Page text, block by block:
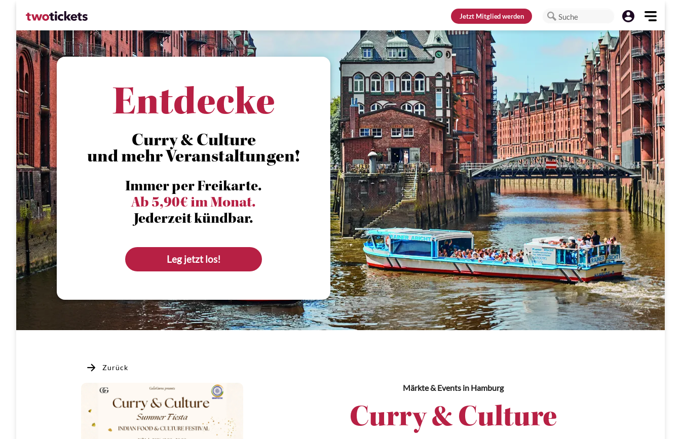
JetztMitglied werden Suche
Entdecke
Curry & Culture
und mehr Veranstaltungen!
Immer per Freikarte.
Ab 5,90€ im Monat.
Jederzeit kündbar.
Leg jetzt los!
Zurück
Märkte & Eventsin Hamburg
Curry & Culture